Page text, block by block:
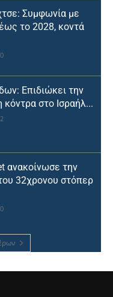
Συμφωνία με
το 2028, κοντά
Επιδιώκει την
κόντρα στο Ισραήλ...
ανακοίνωσε την
32χρονου στόπερ